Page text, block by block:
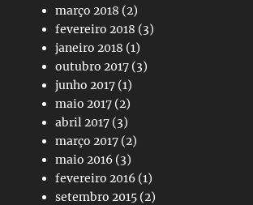
março 2018 (2)
fevereiro 2018 (3)
janeiro 2018 (1)
outubro 2017 (3)
junho 2017 (1)
maio 2017 (2)
abril 2017 (3)
março 2017 (2)
maio 2016 (3)
fevereiro 2016 (1)
setembro 2015 (2)